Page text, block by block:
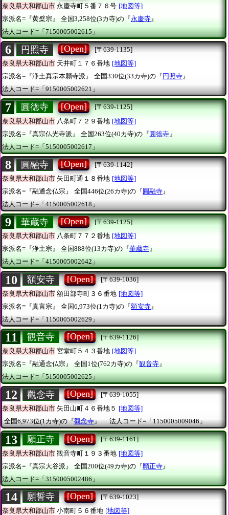
奈良県大和郡山市 永慶寺町５番７６号 [地図等]
宗派名=『黄檗宗』
全国3,258位(3カ寺)の『永慶寺』
法人コード=「7150005002615」
6 円照寺 [Open]
[〒639-1135]
奈良県大和郡山市 天井町１７６番地 [地図等]
宗派名=『浄土真宗本願寺派』
全国330位(33カ寺)の『 円照寺』
法人コード=「9150005002621」
7 圓徳寺 [Open]
[〒639-1125]
奈良県大和郡山市 八条町７２９番地 [地図等]
宗派名=『真宗仏光寺派』
全国263位(40カ寺)の『圓徳寺 』
法人コード=「5150005002617」
8 圓融寺 [Open]
[〒639-1142]
奈良県大和郡山市 矢田町通１８番地 [地図等]
宗派名=『融通念仏宗』
全国446位(26カ寺)の『 圓融寺』
法人コード=「4150005002618」
9 華蔵寺 [Open]
[〒639-1125]
奈良県大和郡山市 八条町７７２番地 [地図等]
宗派名=『浄土宗』
全国888位(13カ寺)の『華蔵寺』
法人コード=「4150005002642」
10 額安寺 [Open]
[〒639-1036]
奈良県大和郡山市 額田部寺町３６番地 [地図等]
宗派名=『真言宗』
全国6,973位(1カ寺)の『額安寺 』
法人コード=「1150005002629」
11 観音寺 [Open]
[〒639-1126]
奈良県大和郡山市 宮堂町５４３番地 [地図等]
宗派名=『融通念仏宗』
全国1位(762カ寺)の『観音寺 』
法人コード=「5150005002625」
12 觀念寺 [Open]
[〒639-1055]
奈良県大和郡山市 矢田山町４６番地５ [地図等]
全国6,973位(1カ寺)の『觀念寺』 法人コード=「1150005009046」
13 願正寺 [Open]
[〒639-1161]
奈良県大和郡山市 観音寺町１９３番地 [地図等]
宗派名=『真宗大谷派』
全国200位(49カ寺)の『願正寺 』
法人コード=「3150005002486」
14 願誓寺 [Open]
[〒639-1023]
奈良県大和郡山市 小南町５６番地 [地図等]